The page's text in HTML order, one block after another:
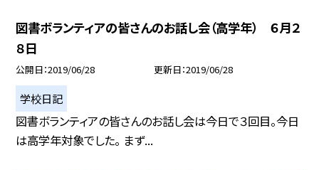
図書ボランティアの皆さんのお話し会（高学年） ６月２
８日
公開日 2019/06/28 更新日 2019/06/28
学校日記
図書ボランティアの皆さんのお話し会は今日で３回目。今日
は高学年対象でした。 まず...